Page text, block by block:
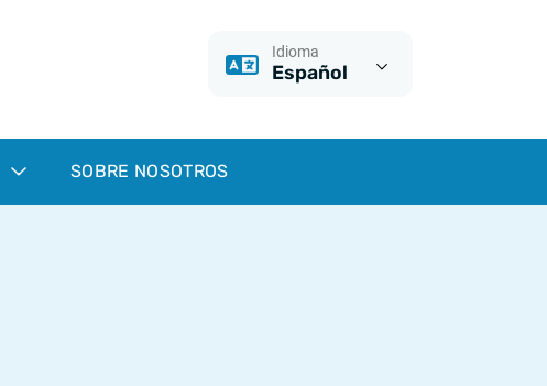
Idioma
Español
SOBRE NOSOTROS